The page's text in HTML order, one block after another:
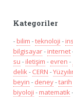
Kategoriler
-bilim -teknoloji -
bilgisayar-internet
su -iletişim - evren -
delik- CERN -
beyin - deney-tarih
biyoloji -matematik-